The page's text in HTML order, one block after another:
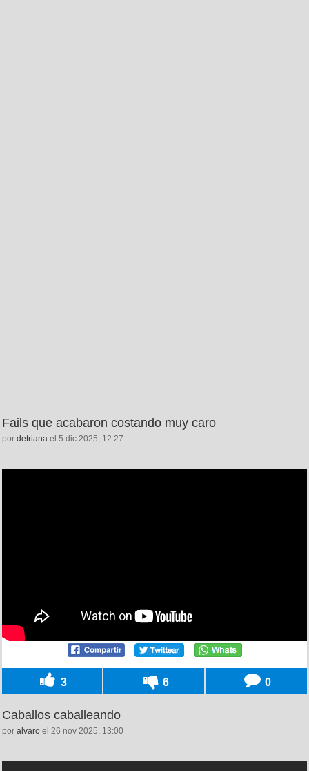
Fails que acabaron costando muy caro
por detriana el 5 dic 2025, 12:27
3 6 0
Caballos caballeando
por alvaro el 26 nov 2025, 13:00